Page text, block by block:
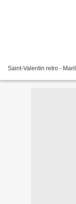
Saint-Valentin retro -